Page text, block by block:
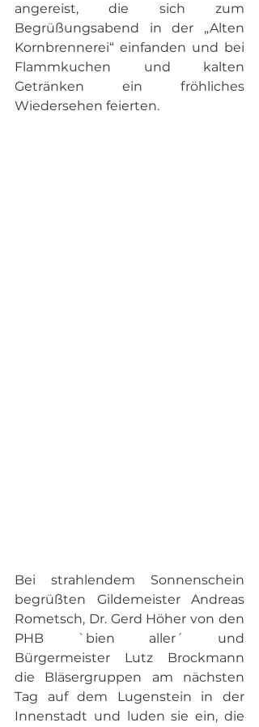
angereist, die sich zum
Begrüßungsabend in der „Alten
Kornbrennerei“ einfanden und bei
Flammkuchen und kalten
Getränken ein fröhliches
Wiedersehen feierten.
Bei strahlendem Sonnenschein
begrüßten Gildemeister Andreas
Rometsch, Dr. Gerd Höher von den
PHB `bien aller´ und
Bürgermeister Lutz Brockmann
die Bläsergruppen am nächsten
Tag auf dem Lugenstein in der
Innenstadt und luden sie ein, die